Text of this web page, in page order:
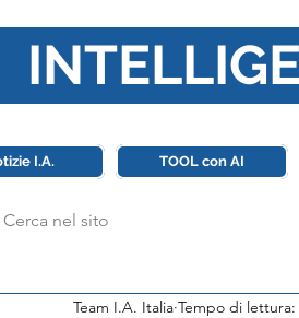
I.A. TOOL con AI
Team I.A. Italia Tempo di lettura: